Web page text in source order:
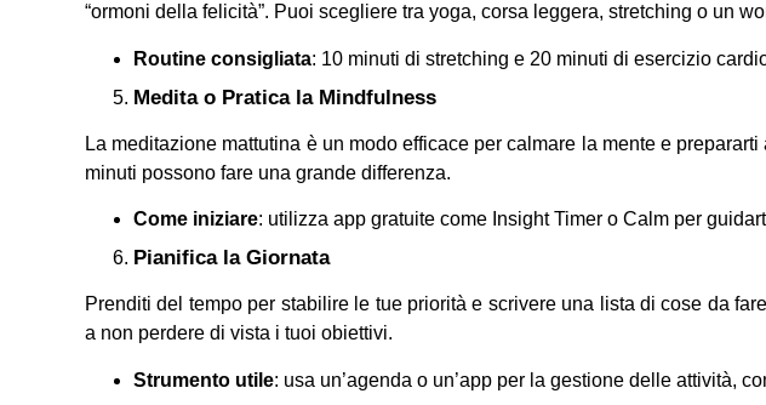
“ormoni della felicità”. Puoi scegliere tra yoga, corsa leggera, stretching o un
Routine consigliata: 10 minuti di stretching e 20 minuti di esercizio
Medita o Pratica la Mindfulness
La meditazione mattutina è un modo efficace per calmare la mente e
minuti possono fare una grande differenza.
Come iniziare: utilizza app gratuite come Insight Timer o Calm per
Pianifica la Giornata
Prenditi del tempo per stabilire le tue priorità e scrivere una lista di cose da
a non perdere di vista i tuoi obiettivi.
Strumento utile: usa un’agenda o un’app per la gestione delle attività,